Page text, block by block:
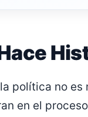
política no
en el